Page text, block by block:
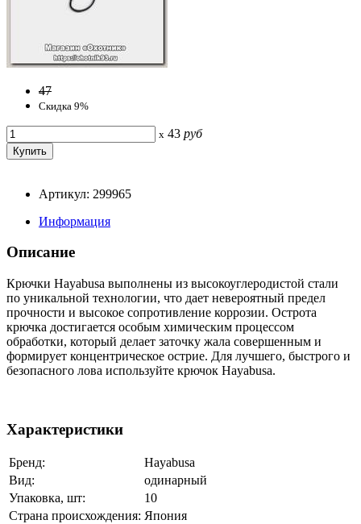
47
Скидка 9%
x 43 руб
Артикул: 299965
Информация
Описание
Крючки Hayabusa выполнены из высокоуглеродистой стали
по уникальной технологии, что дает невероятный предел
прочности и высокое сопротивление коррозии. Острота
крючка достигается особым химическим процессом
обработки, который делает заточку жала совершенным и
формирует концентрическое острие. Для лучшего, быстрого и
безопасного лова используйте крючок Hayabusa.
Характеристики
Бренд:
Hayabusa
Вид:
одинарный
Упаковка, шт:
10
Страна происхождения: Япония